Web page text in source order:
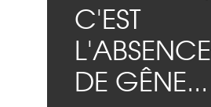
C'EST
L'ABSENCE
DE GÊNE...